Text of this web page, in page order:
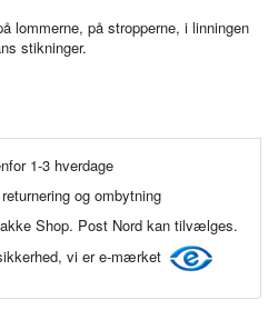
lommerne, på stropperne, i linningen
stikninger.
1-3 hverdage
og ombytning
Shop. Post Nord kan tilvælges.
vi er e-mærket